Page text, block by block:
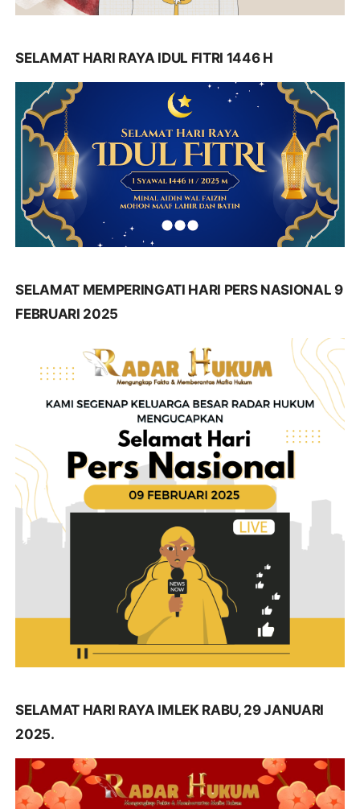
SELAMAT HARI RAYA IDUL FITRI 1446 H
SELAMAT MEMPERINGATI HARI PERS NASIONAL 9
FEBRUARI 2025
SELAMAT HARI RAYA IMLEK RABU, 29 JANUARI
2025.